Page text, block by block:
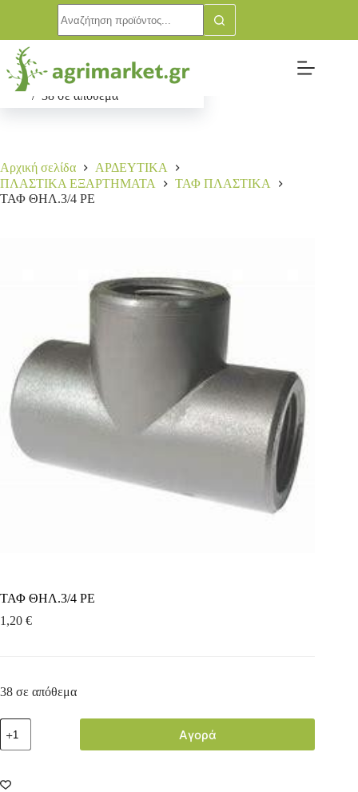
ΤΑΦ ΘΗΛ.3/4 ΡΕ
1,20€
38 σε απόθεμα
Αγορά
Αρχική σελίδα
ΑΡΔΕΥΤΙΚΑ
ΠΛΑΣΤΙΚΑ ΕΞΑΡΤΗΜΑΤΑ
ΤΑΦ ΠΛΑΣΤΙΚΑ
ΤΑΦ ΘΗΛ.3/4 ΡΕ
ΤΑΦ ΘΗΛ.3/4 ΡΕ
1,20 €
38 σε απόθεμα
Αγορά